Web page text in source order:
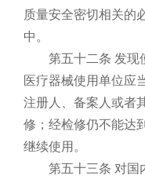
质量安全密切相关的
中。
第五十二条 发现
医疗器械使用单位应
注册人、备案人或者
修；经检修仍不能达
继续使用。
第五十三条 对国